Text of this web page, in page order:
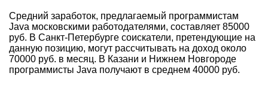
Средний заработок, предлагаемый программистам
Java московскими работодателями, составляет 85000
руб. В Санкт-Петербурге соискатели, претендующие на
данную позицию, могут рассчитывать на доход около
70000 руб. в месяц. В Казани и Нижнем Новгороде
программисты Java получают в среднем 40000 руб.